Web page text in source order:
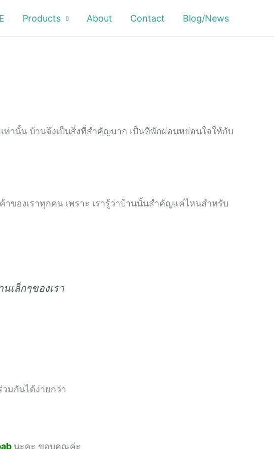
Products About Contact Blog/News
ท่านั้น บ้านจึงเป็นสิ่งที่สำคัญมาก เป็นที่พักผ่อนหย่อนใจให้กับ
าของเราทุกคน เพราะ เรารู้ว่าบ้านนั้นสำคัญแค่ไหนสำหรับ
เล็กๆของเรา
มกันได้ง่ายกว่า
นะคะ ขอบคุณค่ะ